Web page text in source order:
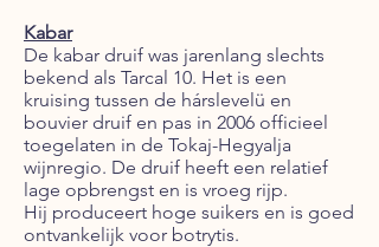
Kabar
De kabar druif was jarenlang slechts
bekend als Tarcal 10. Het is een
kruising tussen de hárslevelü en
bouvier druif en pas in 2006 officieel
toegelaten in de Tokaj-Hegyalja
wijnregio. De druif heeft een relatief
lage opbrengst en is vroeg rijp.
Hij produceert hoge suikers en is goed
ontvankelijk voor botrytis.